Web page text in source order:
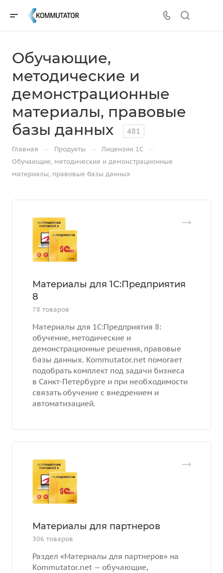
Обучающие,
методические и
демонстрационные
материалы, правовые
базы данных
481
Главная — Продукты — Лицензии 1С —
Обучающие, методические и демонстрационные
материалы, правовые базы данных
Материалы для 1С:Предприятия
8
78 товаров
Материалы для 1С:Предприятия 8:
обучение, методические и
демонстрационные решения, правовые
базы данных. Kommutator.net помогает
подобрать комплект под задачи бизнеса
в Санкт-Петербурге и при необходимости
связать обучение с внедрением и
автоматизацией.
Материалы для партнеров
306 товаров
Раздел «Материалы для партнеров» на
Kommutator.net — обучающие,